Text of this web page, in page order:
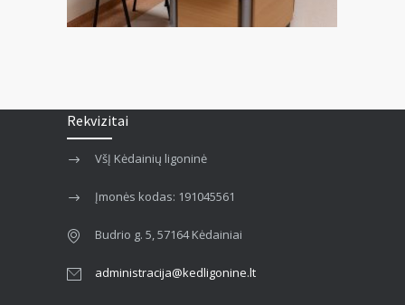
Rekvizitai
VšĮ Kėdainių ligoninė
Įmonės kodas: 191045561
Budrio g. 5, 57164 Kėdainiai
administracija@kedligonine.lt